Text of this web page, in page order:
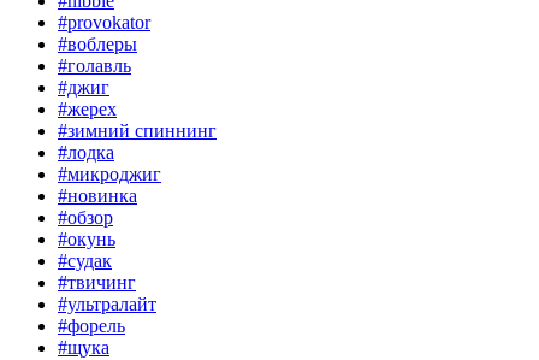
#provokator
#воблеры
#голавль
#джиг
#жерех
#зимний спиннинг
#лодка
#микроджиг
#новинка
#обзор
#окунь
#судак
#твичинг
#ультралайт
#форель
#щука